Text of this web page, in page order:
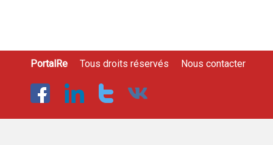
PortalRe Tous droits réservés Nous contacter